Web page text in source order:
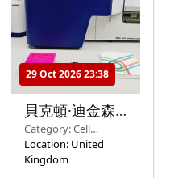
29 Oct 2026 23:38
貝克頓·迪金森
BD FACSVerse
流式細胞儀系統
實驗室
Category: Cell
Culture & Analysis
Location: United
Kingdom